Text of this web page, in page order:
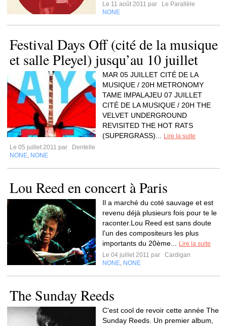
Le 11 août 2011 par
Le Parallèle
NONE
Festival Days Off (cité de la musique
et salle Pleyel) jusqu’au 10 juillet
MAR 05 JUILLET CITÉ DE LA
MUSIQUE / 20H METRONOMY
TAME IMPALAJEU 07 JUILLET
CITÉ DE LA MUSIQUE / 20H THE
VELVET UNDERGROUND
REVISITED THE HOT RATS
(SUPERGRASS)...
Lire la suite
Le 05 juillet 2011 par
Dentelle
NONE NONE
Lou Reed en concert à Paris
Il a marché du coté sauvage et est
revenu déjà plusieurs fois pour te le
raconter.Lou Reed est sans doute
l’un des compositeurs les plus
importants du 20ème...
Lire la suite
Le 04 juillet 2011 par
Cardigan
NONE NONE
The Sunday Reeds
C'est cool de revoir cette année The
Sunday Reeds. Un premier album,